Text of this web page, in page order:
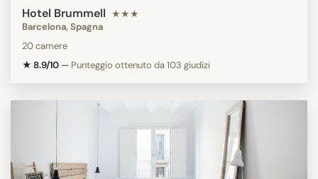
Hotel Brummell ★★★
Barcelona, Spagna
20 camere
★ 8.9/10 — Punteggio ottenuto da 103 giudizi